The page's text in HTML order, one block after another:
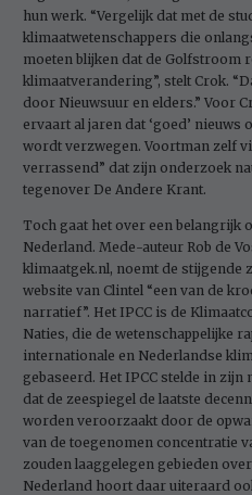
hun werk. “Vergelijk dat met de
klimaatwetenschappers die
moeten blijken dat de Golfstroom
klimaatverandering”, stelt Crok.
door Nieuwsuur en elders.” Voor
ervaart al jaren dat ‘goed’
wordt verzwegen. Voortman zelf
verrassend” dat zijn onderzoek
tegenover De Andere Krant.
Toch gaat het over een belangrijk
Nederland. Mede-auteur Rob de
klimaatgek.nl , noemt de stijgende
website van Clintel “een van de
narratief”. Het IPCC is de
Naties, die de wetenschappelijke
internationale en Nederlandse
gebaseerd. Het IPCC stelde in zijn
dat de zeespiegel de laatste
worden veroorzaakt door de
van de toegenomen concentratie
zouden laaggelegen gebieden
Nederland hoort daar uiteraard